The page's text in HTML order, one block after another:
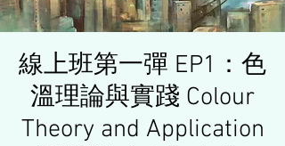
線上班第一彈 EP1：色
溫理論與實踐 Colour
Theory and Application